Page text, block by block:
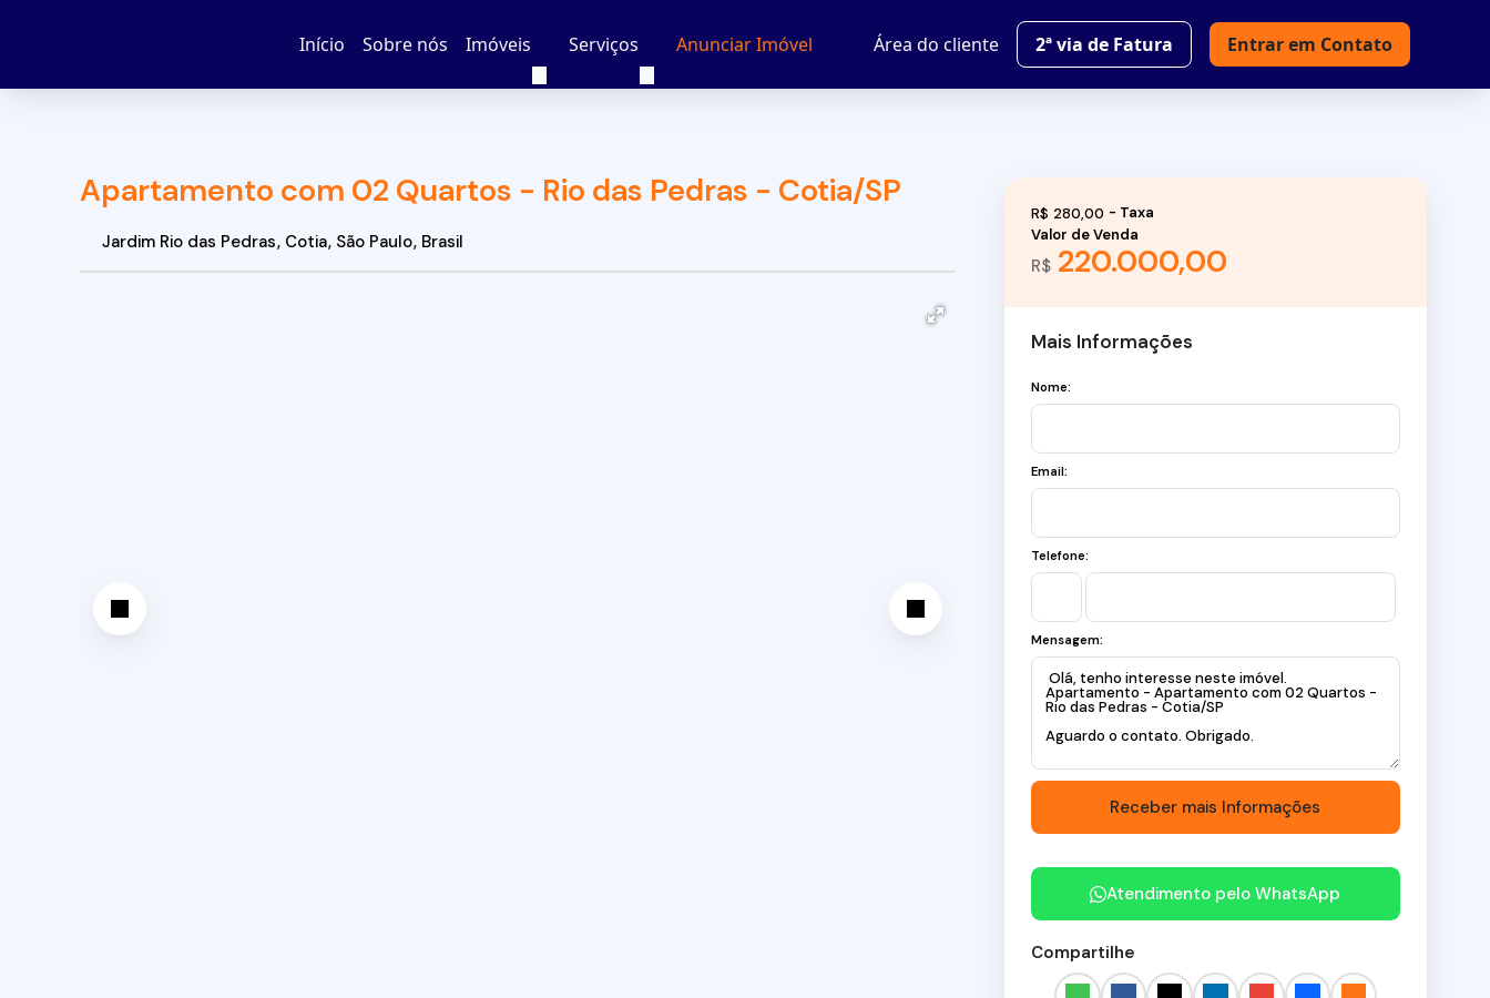
Entrar em Contato
2ª via de Fatura
Área do cliente
Anunciar Imóvel
Serviços
Imóveis
Sobre nós
Início
Apartamento com 02 Quartos - Rio das Pedras - Cotia/SP
Jardim Rio das Pedras, Cotia, São Paulo, Brasil
R$220.000,00
Valor de Venda
R$ 280,00
Mais Informações
Nome:
Email:
Telefone:
Mensagem:
Atendimento peloWhatsApp
Compartilhe